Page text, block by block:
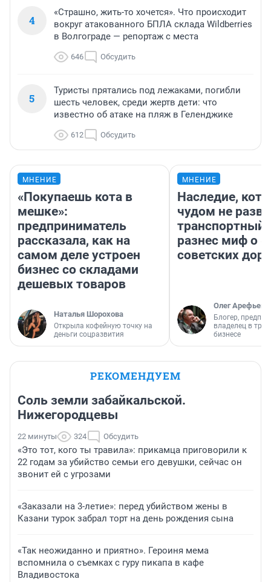
4
«Страшно, жить-то хочется». Что происходит
вокруг атакованного БПЛА склада Wildberries
в Волгограде — репортаж с места
646 Обсудить
5
Туристы прятались под лежаками, погибли
шесть человек, среди жертв дети: что
известно об атаке на пляж в Геленджике
612 Обсудить
МНЕНИЕ
«Покупаешь кота в
мешке»:
предприниматель
рассказала, как на
самом деле устроен
бизнес со складами
дешевых товаров
Наталья Шорохова
Открыла кофейную точку на
деньги соцразвития
МНЕНИЕ
Наследие,
чудом не
транспортный
разнес миф о
советских
Олег Арефьев
Блогер,
владелец в
бизнесе
РЕКОМЕНДУЕМ
Соль земли забайкальской.
Нижегородцевы
22 минуты 324 Обсудить
«Это тот, кого ты травила»: прикамца приговорили к
22 годам за убийство семьи его девушки, сейчас он
звонит ей с угрозами
«Заказали на 3-летие»: перед убийством жены в
Казани турок забрал торт на день рождения сына
«Так неожиданно и приятно». Героиня мема
вспомнила о съемках с гуру пикапа в кафе
Владивостока